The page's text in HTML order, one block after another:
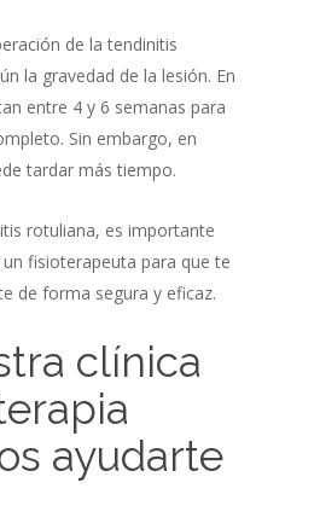
de la tendinitis
la gravedad de la lesión. En
entre 4 y 6 semanas para
Sin embargo, en
tardar más tiempo.
rotuliana, es importante
fisioterapeuta para que te
de forma segura y eficaz.
clínica
ayudarte